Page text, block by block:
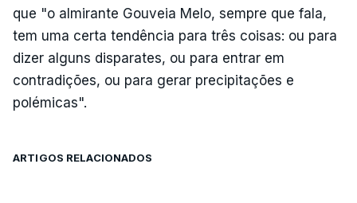
que "o almirante Gouveia Melo, sempre que fala,
tem uma certa tendência para três coisas: ou para
dizer alguns disparates, ou para entrar em
contradições, ou para gerar precipitações e
polémicas".
ARTIGOS RELACIONADOS